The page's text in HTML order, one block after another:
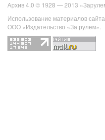
Архив 4.0 © 1928 — 2013
Использование материалов
ООО «Издательство «За рулем».